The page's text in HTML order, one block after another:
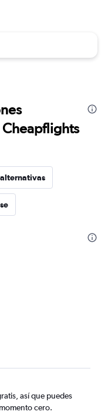
alternativas
así que puedes
cero.